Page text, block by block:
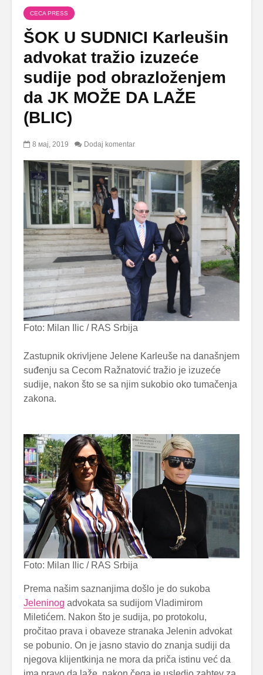
CECA PRESS
ŠOK U SUDNICI Karleušin
advokat tražio izuzeće
sudije pod obrazloženjem
da JK MOŽE DA LAŽE
(BLIC)
8 мај, 2019 Dodaj komentar
Foto: Milan Ilic / RAS Srbija
Zastupnik okrivljene Jelene Karleuše na današnjem
suđenju sa Cecom Ražnatović tražio je izuzeće
sudije, nakon što se sa njim sukobio oko tumačenja
zakona.
Foto: Milan Ilic / RAS Srbija
Prema našim saznanjima došlo je do sukoba
Jeleninog advokata sa sudijom Vladimirom
Miletićem. Nakon što je sudija, po protokolu,
pročitao prava i obaveze stranaka Jelenin advokat
se pobunio. On je jasno stavio do znanja sudiji da
njegova klijentkinja ne mora da priča istinu već da